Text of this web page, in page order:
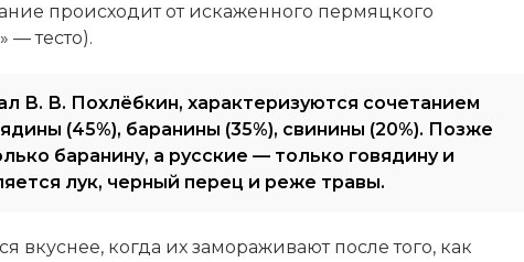
происходит от искаженного пермяцкого
— тесто).
В. В. Похлёбкин, характеризуются сочетанием
(45%), баранины (35%), свинины (20%). Позже
баранину, а русские — только говядину и
лук, черный перец и реже травы.
вкуснее, когда их замораживают после того, как